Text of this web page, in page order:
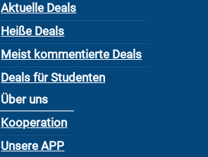
Aktuelle Deals
Heiße Deals
Meist kommentierte Deals
Deals für Studenten
Über uns
Kooperation
Unsere APP